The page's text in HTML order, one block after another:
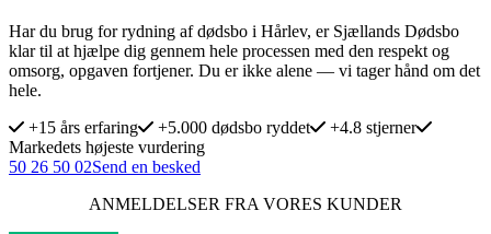
Har du brug for rydning af dødsbo i Hårlev, er Sjællands Dødsbo
klar til at hjælpe dig gennem hele processen med den respekt og
omsorg, opgaven fortjener. Du er ikke alene — vi tager hånd om det
hele.
+15 års erfaring
+5.000 dødsbo ryddet
+4.8 stjerner
Markedets højeste vurdering
50 26 50 02Send en besked
ANMELDELSER FRA VORES KUNDER